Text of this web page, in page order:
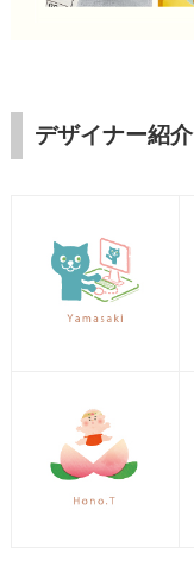
デザイナー紹介